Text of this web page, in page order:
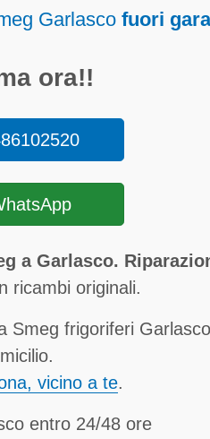
Garlasco fuori
ora!!
a Garlasco.
ricambi originali.
Smeg frigoriferi
vicino a te.
entro 24/48 ore